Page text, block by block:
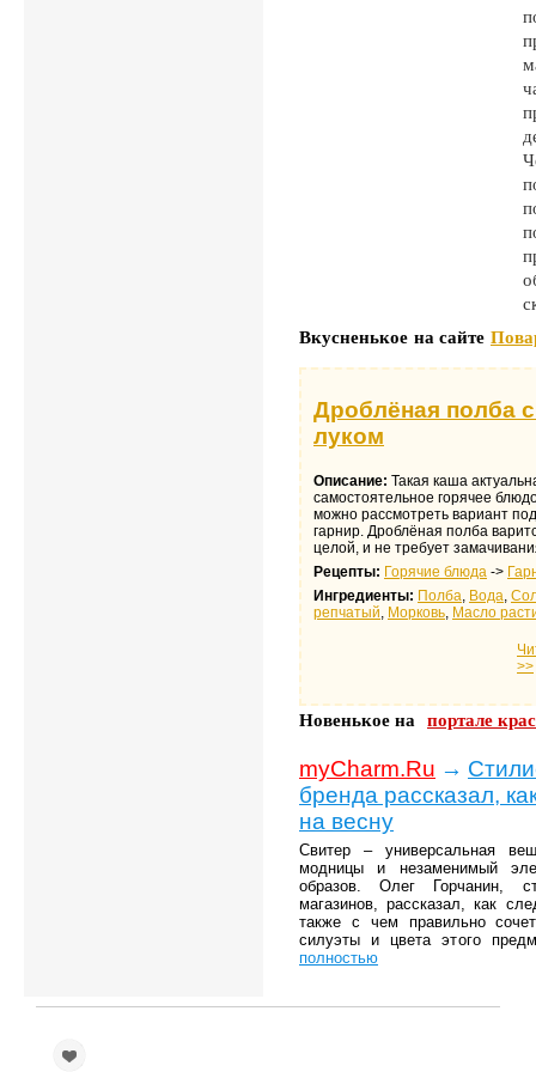
Вкусненькое на сайте
Дроблёная полба
луком
Описание: Такая каша
самостоятельное горячее
можно рассмотреть вариант
гарнир. Дроблёная полба
целой, и не требует
Рецепты: Горячие блюда ->
Ингредиенты: Полба, Вода,
репчатый, Морковь, Масло
>>
Новенькое на портале
myCharm.Ru →
бренда рассказал,
на весну
Свитер – универсальная
модницы и незаменимый
образов. Олег Горчанин,
магазинов, рассказал, как
также с чем правильно
силуэты и цвета этого
полностью